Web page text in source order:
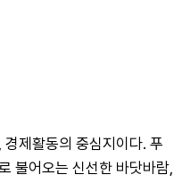
제활동의 중심지이다. 푸
불어오는 신선한 바닷바람,